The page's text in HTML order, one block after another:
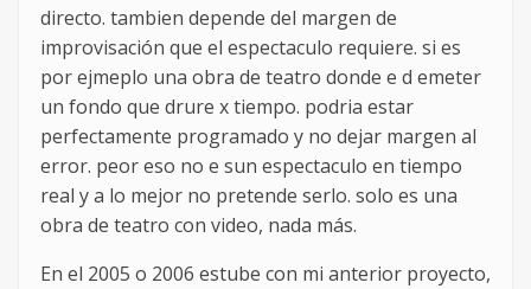
directo. tambien depende del margen de
improvisación que el espectaculo requiere. si es
por ejmeplo una obra de teatro donde e d emeter
un fondo que drure x tiempo. podria estar
perfectamente programado y no dejar margen al
error. peor eso no e sun espectaculo en tiempo
real y a lo mejor no pretende serlo. solo es una
obra de teatro con video, nada más.
En el 2005 o 2006 estube con mi anterior proyecto,